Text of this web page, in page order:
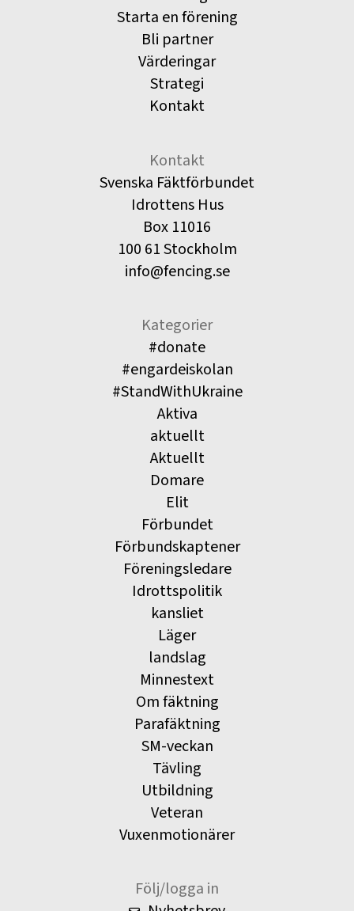
Starta en förening
Bli partner
Värderingar
Strategi
Kontakt
Kontakt
Svenska Fäktförbundet
Idrottens Hus
Box 11016
100 61 Stockholm
info@fencing.se
Kategorier
#donate
#engardeiskolan
#StandWithUkraine
Aktiva
aktuellt
Aktuellt
Domare
Elit
Förbundet
Förbundskaptener
Föreningsledare
Idrottspolitik
kansliet
Läger
landslag
Minnestext
Om fäktning
Parafäktning
SM-veckan
Tävling
Utbildning
Veteran
Vuxenmotionärer
Följ/logga in